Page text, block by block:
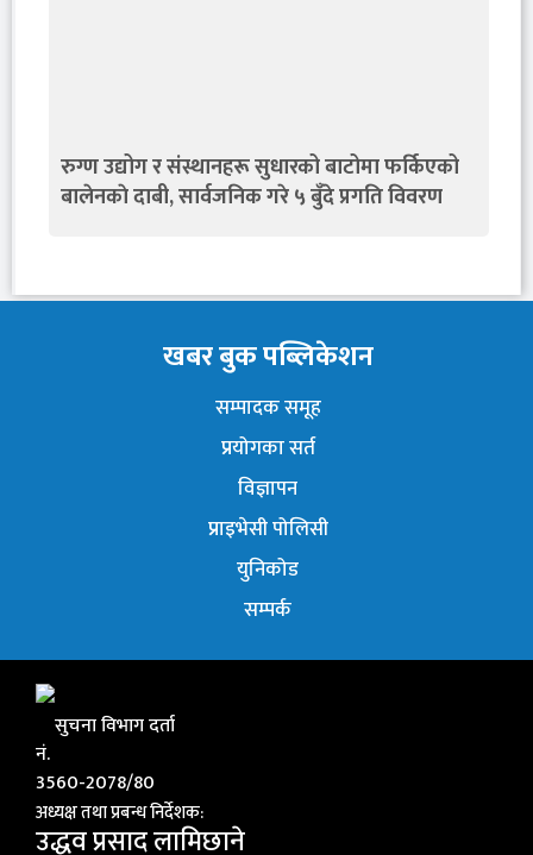
रुग्ण उद्योग र संस्थानहरू सुधारको बाटोमा फर्किएको
बालेनकाे दाबी, सार्वजनिक गरे ५ बुँदे प्रगति विवरण
खबर बुक पब्लिकेशन
सम्पादक समूह
प्रयोगका सर्त
विज्ञापन
प्राइभेसी पोलिसी
युनिकोड
सम्पर्क
सुचना विभाग दर्ता
नं.
3560-2078/80
अध्यक्ष तथा प्रबन्ध निर्देशक:
उद्धव प्रसाद लामिछाने